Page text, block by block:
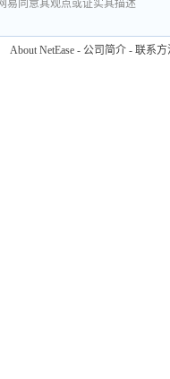
易同意其观点或证实其描述
About NetEase - 公司简介 - 联系方